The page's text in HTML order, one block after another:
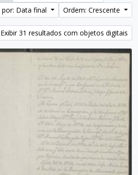
por: Data final
Ordem: Crescente
Exibir 31 resultados com objetos digitais